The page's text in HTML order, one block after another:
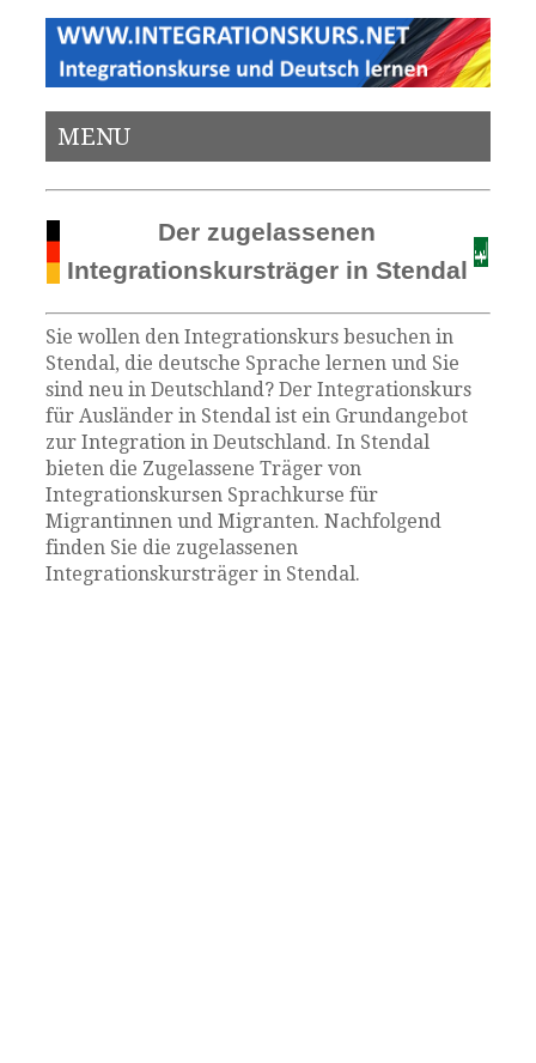
MENU
Der zugelassenen
Integrationskursträger in Stendal
Sie wollen den Integrationskurs besuchen in
Stendal, die deutsche Sprache lernen und Sie
sind neu in Deutschland? Der Integrationskurs
für Ausländer in Stendal ist ein Grundangebot
zur Integration in Deutschland. In Stendal
bieten die Zugelassene Träger von
Integrationskursen Sprachkurse für
Migrantinnen und Migranten. Nachfolgend
finden Sie die zugelassenen
Integrationskursträger in Stendal.